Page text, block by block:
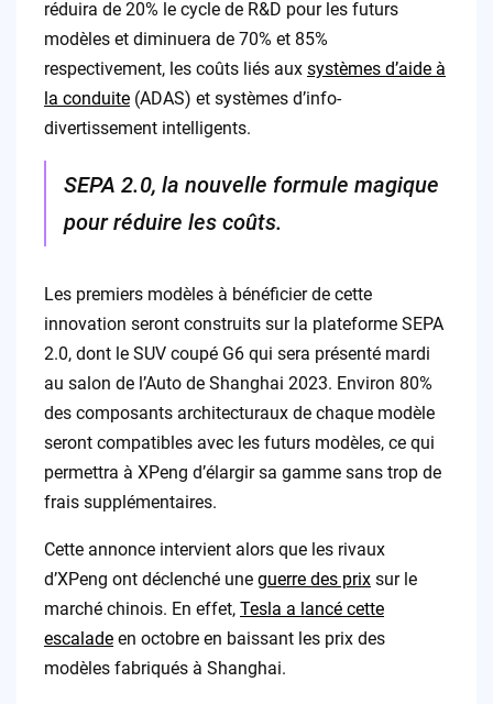
réduira de 20% le cycle de R&D pour les futurs
modèles et diminuera de 70% et 85%
respectivement, les coûts liés aux systèmes d’aide à
la conduite(ADAS) et systèmes d’info-
divertissement intelligents.
SEPA 2.0, la nouvelle formule magique
pour réduire les coûts.
Les premiers modèles à bénéficier de cette
innovation seront construits sur la plateforme SEPA
2.0, dont le SUV coupé G6 qui sera présenté mardi
au salon de l’Auto de Shanghai 2023. Environ 80%
des composants architecturaux de chaque modèle
seront compatibles avec les futurs modèles, ce qui
permettra à XPeng d’élargir sa gamme sans trop de
frais supplémentaires.
Cette annonce intervient alors que les rivaux
d’XPeng ont déclenché une guerre des prixsur le
marché chinois. En effet, Tesla a lancé cette
escaladeen octobre en baissant les prix des
modèles fabriqués à Shanghai.